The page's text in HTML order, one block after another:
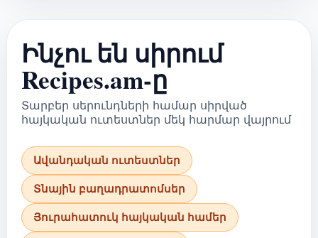
Ինչու են սիրում
Recipes.am-ը
Տարբեր սերունդների համար սիրված
հայկական ուտեստներ մեկ հարմար վայրում
Ավանդական ուտեստներ
Տնային բաղադրատոմսեր
Յուրահատուկ հայկական համեր